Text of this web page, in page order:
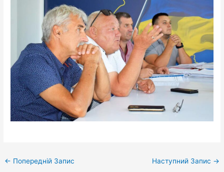
← Попередній Запис Наступний Запис →